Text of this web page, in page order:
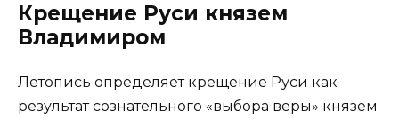
Крещение Руси князем
Владимиром
Летопись определяет крещение Руси как
результат сознательного «выбора веры» князем